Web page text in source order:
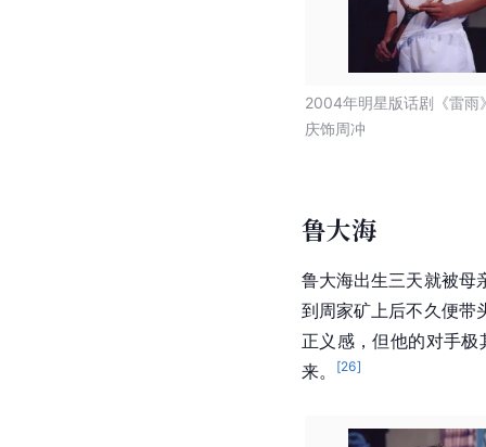
2004年明星版话剧《雷雨
庆饰周冲
鲁大海
鲁大海出生三天就被母
到周家矿上后不久便带
正义感，但他的对手
来。
[26]